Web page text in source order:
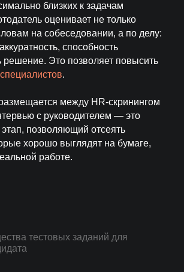
близких к задачам
оценивает не только
на собеседовании, а по делу:
способность
решение. Это позволяет повысить
.
между HR-скринингом
с руководителем — это
позволяющий отсеять
хорошо выглядят на бумаге,
работе.
тестовых заданий для